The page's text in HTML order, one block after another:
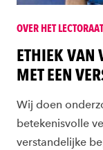
OVER HET LECTORAAT
ETHIEK VAN
MET EEN
Wij doen
betekenisvolle
verstandelijke